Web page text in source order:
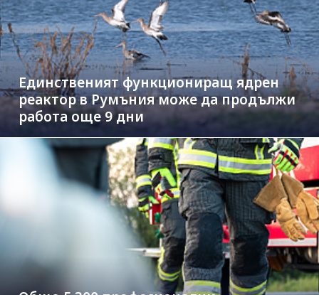
Единственият функциониращ ядрен
реактор в Румъния може да продължи
работа още 9 дни